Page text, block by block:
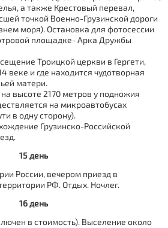
а также Крестовый перевал,
точкой Военно-Грузинской дороги
моря). Остановка для фотосессии
площадке- Арка Дружбы
Троицкой церкви в Гергети,
веке и где находится чудотворная
матери.
высоте 2170 метров у подножия
на микроавтобусах
в одну сторону).
Грузинско-Российской
15 день
России, вечером приезд в
РФ. Отдых. Ночлег.
16 день
в стоимость). Выселение около